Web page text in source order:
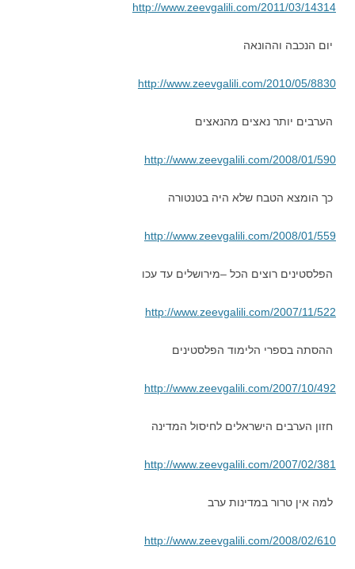
http://www.zeevgalili.com/2011/03/14314
יום הנכבה וההונאה
http://www.zeevgalili.com/2010/05/8830
הערבים יותר נאצים מהנאצים
http://www.zeevgalili.com/2008/01/590
כך הומצא הטבח שלא היה בטנטורה
http://www.zeevgalili.com/2008/01/559
הפלסטינים רוצים הכל –מירושלים עד עכו
http://www.zeevgalili.com/2007/11/522
ההסתה בספרי הלימוד הפלסטינים
http://www.zeevgalili.com/2007/10/492
חזון הערבים הישראלים לחיסול המדינה
http://www.zeevgalili.com/2007/02/381
למה אין טרור במדינות ערב
http://www.zeevgalili.com/2008/02/610